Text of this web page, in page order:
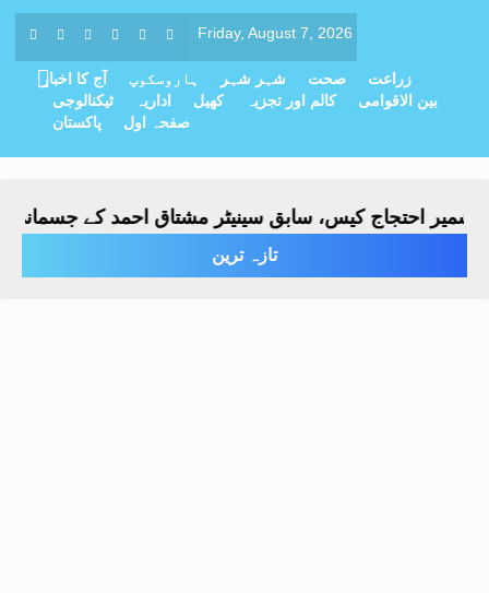
Friday, August 7, 2026
آج کا اخبار ہاروسکوپ شہر شہر صحت
زراعت
ٹیکنالوجی
اداریہ کھیل کالم اور تجزیہ
بین الاقوامی
پاکستان
صفحہ اول
احتجاج کیس، سابق سینیٹر مشتاق احمد کے جسمانی ریمانڈ میں 4 روز
تازہ ترین